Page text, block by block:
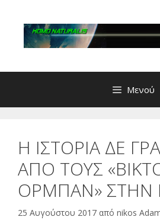
περιεχόμενο
Μενού
Η ΙΣΤΟΡΙΑ ΔΕ
ΑΠΟ ΤΟΥΣ
ΟΡΜΠΑΝ» ΣΤΗΝ
25 Αυγούστου 2017 από nikos